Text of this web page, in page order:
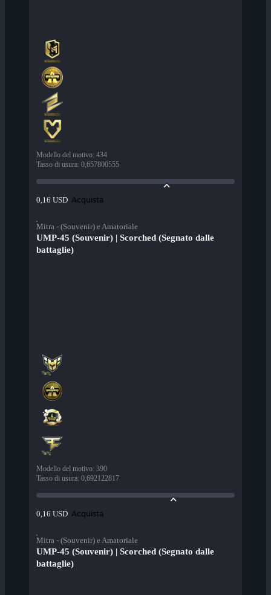
Modello del motivo: 434
Tasso di usura: 0,657800555
0,16 USD Acquista
Mitra - (Souvenir) e Amatoriale
UMP-45 (Souvenir) | Scorched (Segnato dalle
battaglie)
Modello del motivo: 390
Tasso di usura: 0,692122817
0,16 USD Acquista
Mitra - (Souvenir) e Amatoriale
UMP-45 (Souvenir) | Scorched (Segnato dalle
battaglie)